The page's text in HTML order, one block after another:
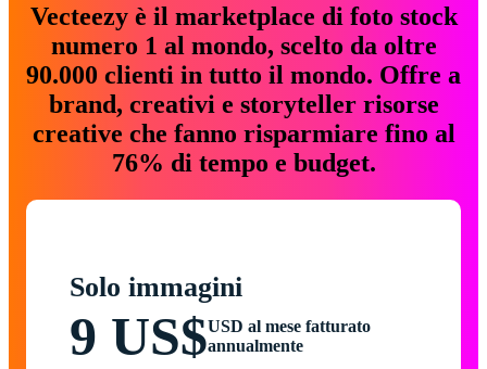
Vecteezy è il marketplace di foto stock
numero 1 al mondo, scelto da oltre
90.000 clienti in tutto il mondo. Offre a
brand, creativi e storyteller risorse
creative che fanno risparmiare fino al
76% di tempo e budget.
Solo immagini
9 US$USD al mese fatturato
annualmente